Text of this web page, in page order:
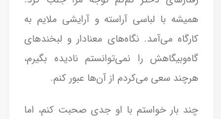
همیشه با لباسی آراسته و آرایشی ملایم به
کارگاه می‌آمد. نگاه‌های معنادار و لبخندهای
گاه‌وبیگاهش را نمی‌توانستم نادیده بگیرم،
هرچند سعی می‌کردم از آن‌ها عبور کنم.
چند بار خواستم با او جدی صحبت کنم، اما